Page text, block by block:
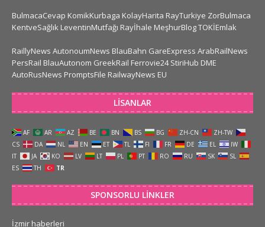
BulmacaCevap KomikKurbaga KolayHarita RayTurkiye ZorBulmaca
KentveSağlık LeventinMutfağı Rayİhale MeşhurBlogTOKİEmlak
RaillyNews AutonoumNews BlauBahn GareExpress ArabRailNews
PersRail BlauAutonom GreekRail Ferrovie24 StiriHub DME
AutoRusNews PromptsFile RailwayNews EU
LISANLAR
AF AR AZ BE BN BS BG ZH-CN
ZH-TW
CS
DA NL EN ET TL FI FR DE EL
IW
IT
JA KO LV LT PL PT RO RU SK
SL
ES
TH TR
SPONSORLU LINKLER
İzmir haberleri